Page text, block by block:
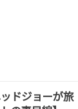
ドジョーが旅